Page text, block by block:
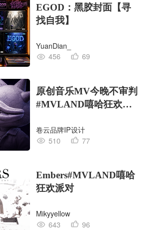
EGOD：黑胶封面【寻
找自我】
YuanDian_
456
69
原创音乐MV今晚不审判
#MVLAND嘻哈狂欢派
卷云品牌IP设计
510
77
Embers#MVLAND嘻哈
狂欢派对
Mikyyellow
643
96